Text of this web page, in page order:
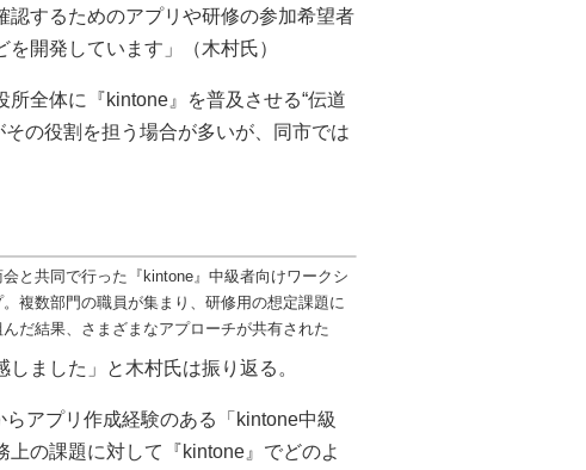
認するためのアプリや研修の参加希望者
開発しています」（木村氏）
全体に『kintone』を普及させる“伝道
の役割を担う場合が多いが、同市では
会と共同で行った『kintone』中級者向けワークシ
。複数部門の職員が集まり、研修用の想定課題に
だ結果、さまざまなアプローチが共有された
ました」と木村氏は振り返る。
アプリ作成経験のある「kintone中級
の課題に対して『kintone』でどのよ